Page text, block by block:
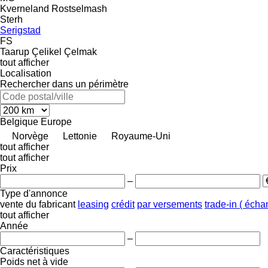
Kverneland Rostselmash
Sterh
Serigstad
FS
Taarup Çelikel Çelmak
tout afficher
Localisation
Rechercher dans un périmètre
Belgique Europe
Norvège
Lettonie
Royaume-Uni
tout afficher
tout afficher
Prix
–
Type d'annonce
vente du fabricant leasing crédit par versements trade-in (
tout afficher
Année
–
Caractéristiques
Poids net à vide